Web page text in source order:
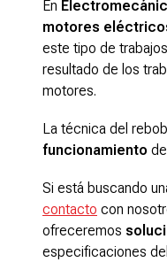
En
motores
este tipo de
resultado de los
motores.
La técnica del
funcionamiento
Si está buscando
contacto con
ofreceremos
especificaciones